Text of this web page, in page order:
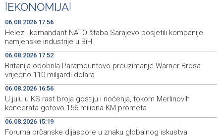
20:36
Počeo memorijalni turnir 'Streetball Tomislavgrad 2026.
Branimir Mašić Bani'
20:26
Na Vilsonovom šetalištu u Sarajevu predstavljeno 50
luksuznih i sportskih automobila
20:01 Announcement of events for Friday, 7 August 2026
19:55
Drugi Festival bakri okupio mještane i posjetitelje kod
Livna
Novi Travnik receives first direct EU funding for UNESCO
heritage project
EKONOMIJA
06.08.2026 17:56
Helez i komandant NATO štaba Sarajevo posjetili kompanije
namjenske industrije u BiH
06.08.2026 17:52
Britanija odobrila Paramountovo preuzimanje Warner Brosa
vrijedno 110 milijardi dolara
06.08.2026 16:56
U julu u KS rast broja gostiju i noćenja, tokom Merlinovih
koncerata gotovo 156 miliona KM prometa
06.08.2026 15:19
Foruma brčanske dijaspore u znaku globalnog iskustva